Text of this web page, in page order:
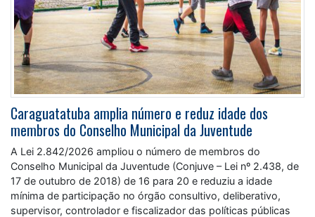
Caraguatatuba amplia número e reduz idade dos
membros do Conselho Municipal da Juventude
A Lei 2.842/2026 ampliou o número de membros do
Conselho Municipal da Juventude (Conjuve – Lei nº 2.438, de
17 de outubro de 2018) de 16 para 20 e reduziu a idade
mínima de participação no órgão consultivo, deliberativo,
supervisor, controlador e fiscalizador das políticas públicas